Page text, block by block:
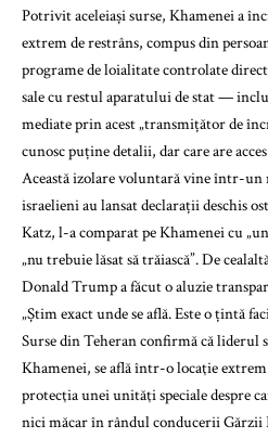
Potrivit aceleiași surse, Khamenei a
extrem de restrâns, compus din
programe de loialitate controlate
sale cu restul aparatului de stat —
mediate prin acest „transmițător de
cunosc puține detalii, dar care are
Această izolare voluntară vine într-
israelieni au lansat declarații deschis
Katz, l-a comparat pe Khamenei cu
„nu trebuie lăsat să trăiască”. De
Donald Trump a făcut o aluzie
„Știm exact unde se află. Este o țintă
Surse din Teheran confirmă că
Khamenei, se află într-o locaţie
protecţia unei unităţi speciale despre
nici măcar în rândul conducerii